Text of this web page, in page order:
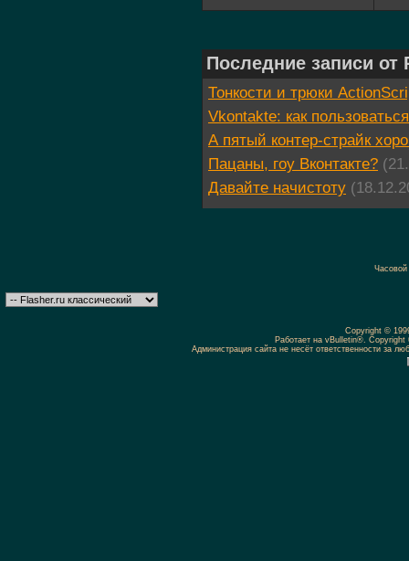
Последние записи от
Тонкости и трюки
Vkontakte: как
А пятый контер-страйк
Пацаны, гоу Вконтакте?
Давайте начистоту
Copyright ©
Работает на vBulletin®.
Администрация сайта не несёт ответственности за